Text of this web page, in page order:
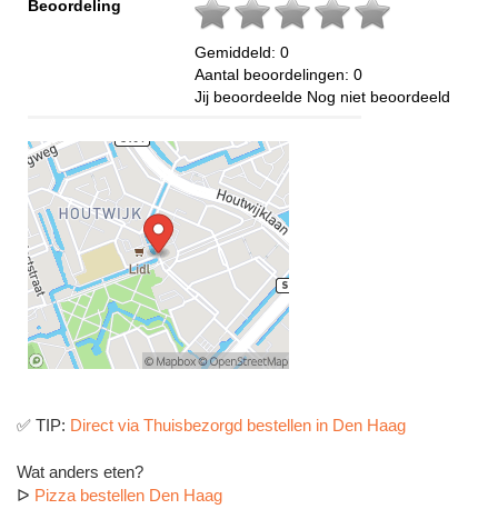
Beoordeling
Gemiddeld: 0
Aantal beoordelingen: 0
Jij beoordeelde Nog niet beoordeeld
✅ TIP: Direct via Thuisbezorgd bestellen in Den Haag
Wat anders eten?
ᐅ Pizza bestellen Den Haag